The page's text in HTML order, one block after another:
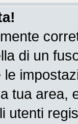
di un
tua area,
utenti